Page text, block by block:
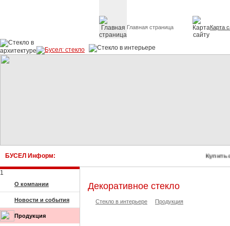
Главная страница Карта
БУСЕЛ Информ: Купить
1
О компании
Новости и события
Продукция
Декоративное стекло
Стекло в интерьере Продукция